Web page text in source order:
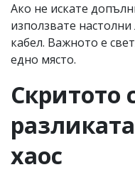
Ако не искате
използвате
кабел. Важното е
едно място.
Скритото
хаос